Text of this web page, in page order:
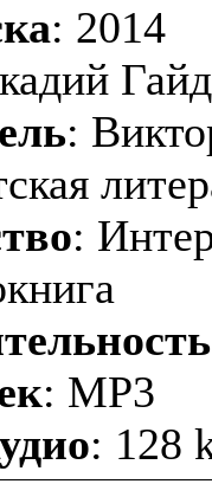
: 2014
:
:
: MP3
: 128